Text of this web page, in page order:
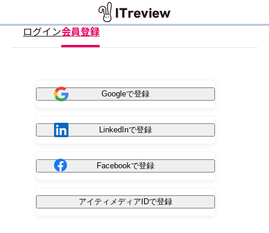
ログイン会員登録
Googleで登録
LinkedInで登録
Facebookで登録
アイティメディアIDで登録